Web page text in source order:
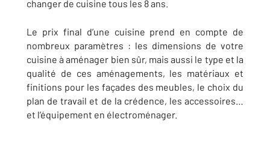
changer de cuisine tous les 8 ans.
Le prix final d’une cuisine prend en compte de
nombreux paramètres : les dimensions de votre
cuisine à aménager bien sûr, mais aussi le type et la
qualité de ces aménagements, les matériaux et
finitions pour les façades des meubles, le choix du
plan de travail et de la crédence, les accessoires…
et l’équipement en électroménager.